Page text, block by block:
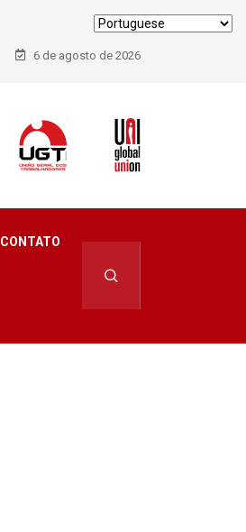
6 de agosto de 2026
CONTATO